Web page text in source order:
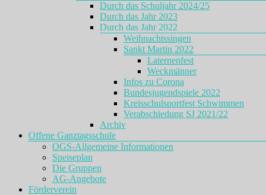
Durch das Schuljahr 2024/25
Durch das Jahr 2023
Durch das Jahr 2022
Weihnachtssingen
Sankt Martin 2022
Laternenfest
Weckmänner
Infos zu Corona
Bundesjugendspiele 2022
Kreisschulsportfest Schwimmen
Verabschiedung SJ 2021/22
Archiv
Offene Ganztagsschule
OGS-Allgemeine Informationen
Speiseplan
Die Gruppen
AG-Angebote
Förderverein